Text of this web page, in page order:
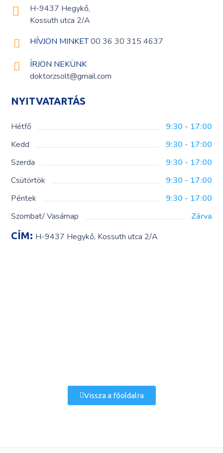
H-9437 Hegykő,
Kossuth utca 2/A
HÍVJON MINKET00 36 30 315 4637
ÍRJON NEKÜNK
doktorzsolt@gmail.com
NYITVATARTÁS
Hétfő
9:30 - 17:00
Kedd
9:30 - 17:00
Szerda
9:30 - 17:00
Csütörtök
9:30 - 17:00
Péntek
9:30 - 17:00
Szombat/ Vasárnap
Zárva
CÍM: H-9437 Hegykő, Kossuth utca 2/A
Vissza a főoldalra